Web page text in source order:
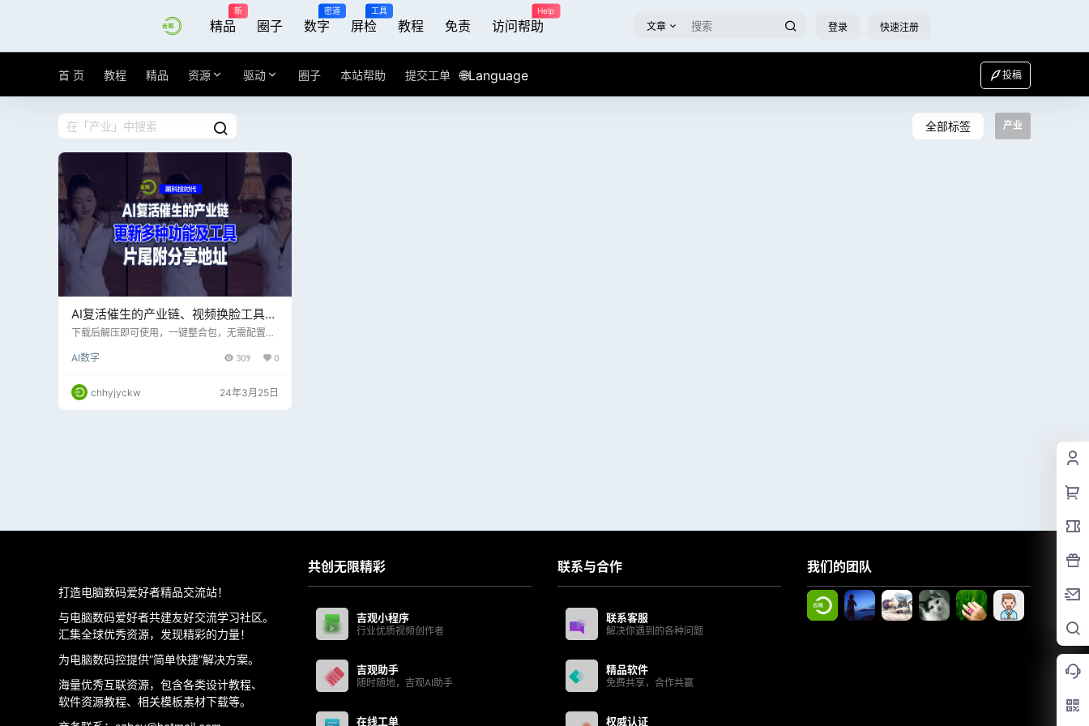
精品
新
圈子 数字
密道
屏检
工具
教程 免责 访问帮助
Help
文章 登录 快速注册
首 页 教程 精品 资源 驱动 圈子 本站帮助 提交工单 🌐Language 投稿
全部标签 产业
AI复活催生的产业链、视频换脸工具、
支持AI在线换脸直播带语音，中文简单
下载后解压即可使用，一键整合包，无需配置任
大幅改善 此换脸工具带遮罩功能，可替换任何图
对应文件夹即可 此软件是蓝宝石版本，一次下
载，永久免费使用 电脑配置要求： 1、软件解压
就能用，显卡需要英伟达显卡，目前测试不开高
AI数字 309 0
chhyjyckw 24年3月25日
打造电脑数码爱好者精品交流站！
与电脑数码爱好者共建友好交流学习社区。
汇集全球优秀资源，发现精彩的力量！
为电脑数码控提供“简单快捷”解决方案。
海量优秀互联资源，包含各类设计教程、
软件资源教程、相关模板素材下载等。
共创无限精彩
吉观小程序
行业优质视频创作者
吉观助手
随时随地，吉观AI助手
在线工单
联系与合作
联系客服
解决你遇到的各种问题
精品软件
免费共享，合作共赢
权威认证
我们的团队